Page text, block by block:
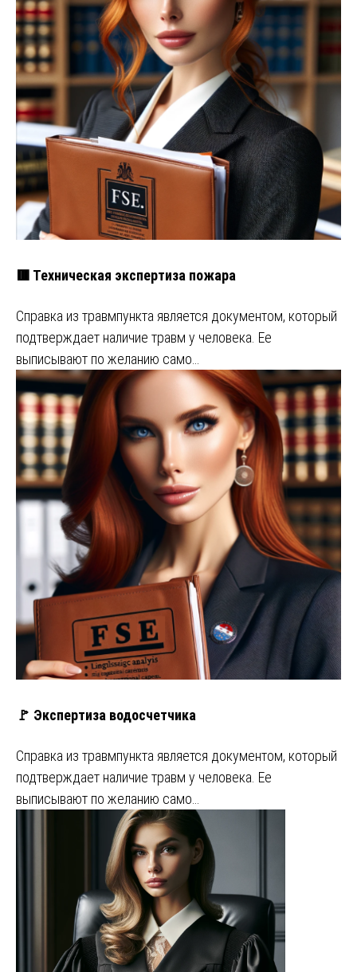
🟥 Техническая экспертиза пожара
Справка из травмпункта является документом, который
подтверждает наличие травм у человека. Ее
выписывают по желанию само…
🚩 Экспертиза водосчетчика
Справка из травмпункта является документом, который
подтверждает наличие травм у человека. Ее
выписывают по желанию само…